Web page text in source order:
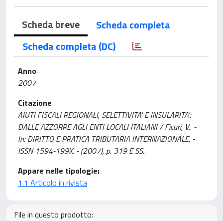
Scheda breve
Scheda completa
Scheda completa (DC)
Anno
2007
Citazione
AIUTI FISCALI REGIONALI, SELETTIVITA' E INSULARITA':
DALLE AZZORRE AGLI ENTI LOCALI ITALIANI / Ficari, V.. -
In: DIRITTO E PRATICA TRIBUTARIA INTERNAZIONALE. -
ISSN 1594-199X. - (2007), p. 319 E SS..
Appare nelle tipologie:
1.1 Articolo in rivista
File in questo prodotto: